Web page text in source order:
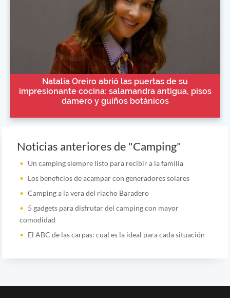
Natalia Oreiro abrió las puertas de su
impresionante cocina: salamandra antigua, pisos
damero y guiños botánicos
Noticias anteriores de "Camping"
Un camping siempre listo para recibir a la familia
Los beneficios de acampar con generadores solares
Camping a la vera del riacho Baradero
5 gadgets para disfrutar del camping con mayor
comodidad
El ABC de las carpas: cual es la ideal para cada situación